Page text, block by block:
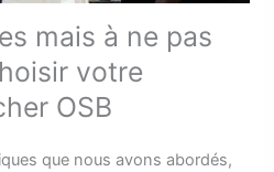
mais à ne pas
votre
OSB
que nous avons abordés,